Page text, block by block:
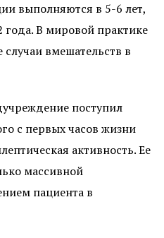
выполняются в 5-6 лет,
В мировой практике
вмешательств в
поступил
с первых часов жизни
активность. Ее
массивной
пациента в